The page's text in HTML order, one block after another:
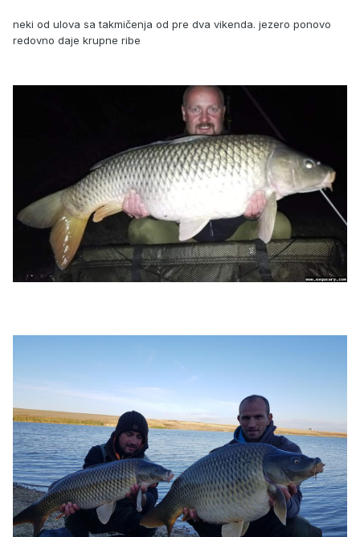
neki od ulova sa takmičenja od pre dva vikenda. jezero ponovo
redovno daje krupne ribe